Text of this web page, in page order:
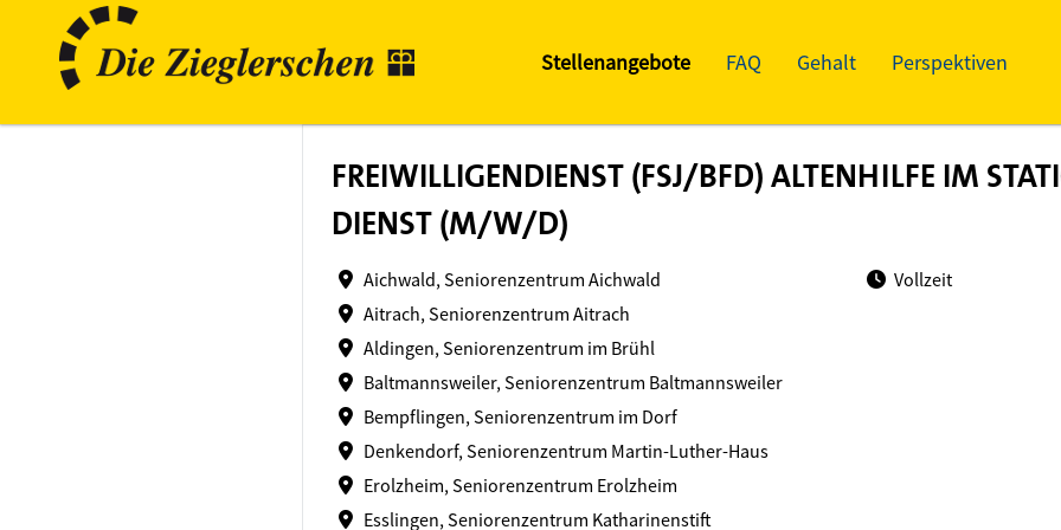
Stellenangebote FAQ Gehalt Perspektiven
FREIWILLIGENDIENST (FSJ/BFD) ALTENHILFE IM
DIENST (M/W/D)
Aichwald, Seniorenzentrum Aichwald
Aitrach, Seniorenzentrum Aitrach
Aldingen, Seniorenzentrum im Brühl
Baltmannsweiler, Seniorenzentrum Baltmannsweiler
Bempflingen, Seniorenzentrum im Dorf
Denkendorf, Seniorenzentrum Martin-Luther-Haus
Erolzheim, Seniorenzentrum Erolzheim
Esslingen, Seniorenzentrum Katharinenstift
Vollzeit